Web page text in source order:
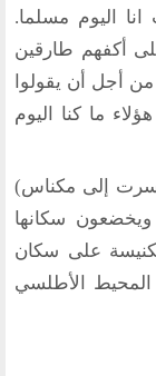
اليوم مسلما.
أكفهم طارقين
عنهم بأزيد من 7000 كلم.. من أجل أن يقولوا
ما كنا اليوم
إلى مكناس)
ويخضعون سكانها
على سكان
المحيط الأطلسي